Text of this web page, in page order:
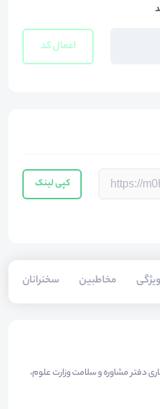
کپی لینک
ویژگی مخاطبین سخنرانان
اعمال کد
دفتر مشاوره و سلامت وزارت علوم،